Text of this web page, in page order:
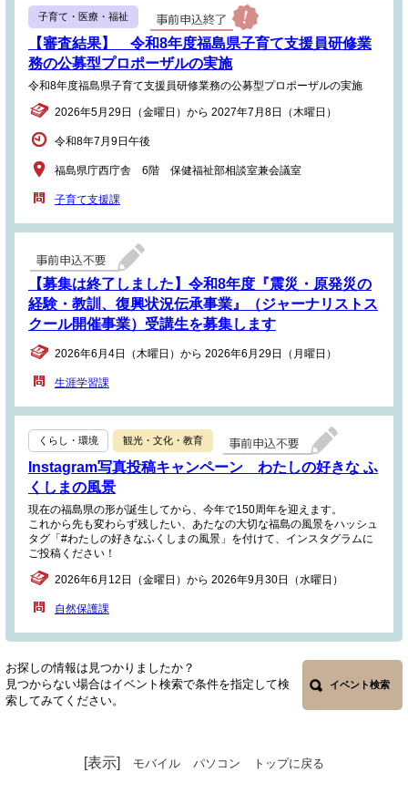
子育て・医療・福祉
【審査結果】 令和8年度福島県子育て支援員研修業
務の公募型プロポーザルの実施
令和8年度福島県子育て支援員研修業務の公募型プロポーザルの実施
2026年5月29日（金曜日）から 2027年7月8日（木曜日）
令和8年7月9日午後
福島県庁西庁舎 6階 保健福祉部相談室兼会議室
子育て支援課
【募集は終了しました】令和8年度『震災・原発災の
経験・教訓、復興状況伝承事業』（ジャーナリストス
クール開催事業）受講生を募集します
2026年6月4日（木曜日）から 2026年6月29日（月曜日）
生涯学習課
くらし・環境 観光・文化・教育
Instagram写真投稿キャンペーン わたしの好きな ふ
くしまの風景
現在の福島県の形が誕生してから、今年で150周年を迎えます。
これから先も変わらず残したい、あたなの大切な福島の風景をハッシュ
タグ「#わたしの好きなふくしまの風景」を付けて、インスタグラムに
ご投稿ください！
2026年6月12日（金曜日）から 2026年9月30日（水曜日）
自然保護課
お探しの情報は見つかりましたか？
見つからない場合はイベント検索で条件を指定して検
索してみてください。
イベント検索
[表示] モバイル パソコン トップに戻る